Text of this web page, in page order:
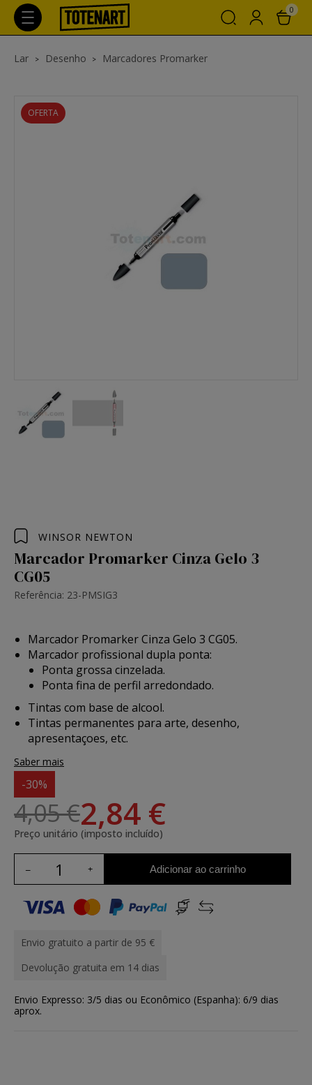
0
Lar Desenho Marcadores Promarker
OFERTA
WINSOR NEWTON
Marcador Promarker Cinza Gelo 3
CG05
Referência: 23-PMSIG3
Marcador Promarker Cinza Gelo 3 CG05.
Marcador profissional dupla ponta:
Ponta grossa cinzelada.
Ponta fina de perfil arredondado.
Tintas com base de alcool.
Tintas permanentes para arte, desenho,
apresentaçoes, etc.
Saber mais
-30%
4,05 €2,84 €
Preço unitário (imposto incluído)
Adicionar ao carrinho
Envio gratuito a partir de 95 €
Devolução gratuita em 14 dias
Envio Expresso: 3/5 dias ou Econômico (Espanha): 6/9 dias
aprox.